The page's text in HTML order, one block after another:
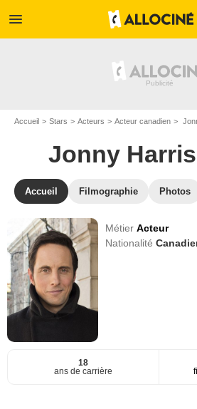
menu
Accueil Stars Acteurs Acteur canadien
Jonny Harris
Accueil Filmographie Photos
MétierActeur
Nationalité
18
ans de carrière